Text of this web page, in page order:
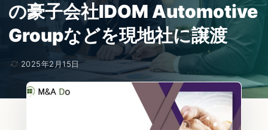
の豪子会社IDOM Automotive
Groupなどを現地社に譲渡
2025年2月15日